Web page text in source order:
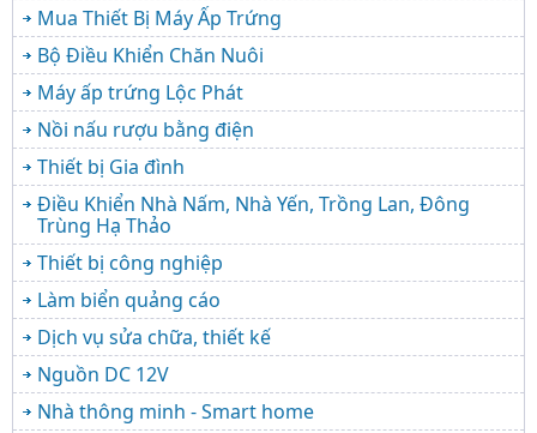
Mua Thiết Bị Máy Ấp Trứng
Bộ Điều Khiển Chăn Nuôi
Máy ấp trứng Lộc Phát
Nồi nấu rượu bằng điện
Thiết bị Gia đình
Điều Khiển Nhà Nấm, Nhà Yến, Trồng Lan, Đông
Trùng Hạ Thảo
Thiết bị công nghiệp
Làm biển quảng cáo
Dịch vụ sửa chữa, thiết kế
Nguồn DC 12V
Nhà thông minh - Smart home